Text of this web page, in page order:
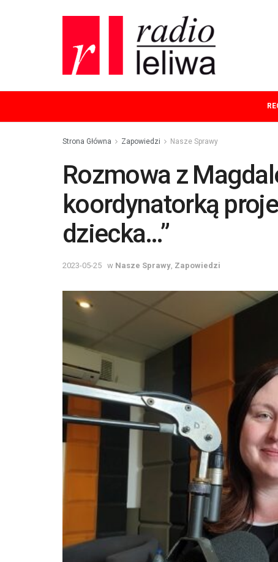
Strona Główna Zapowiedzi Nasze Sprawy
Rozmowa z
koordynatorką
dziecka…”
2023-05-25 w Nasze Sprawy Zapowiedzi